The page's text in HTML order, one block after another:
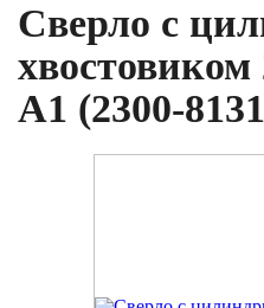
Сверло с
А1 (2300-